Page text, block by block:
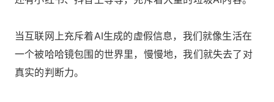
当互联网上充斥着AI生成的虚假信息，我们就像生活在
一个被哈哈镜包围的世界里，慢慢地，我们就失去了对
真实的判断力。